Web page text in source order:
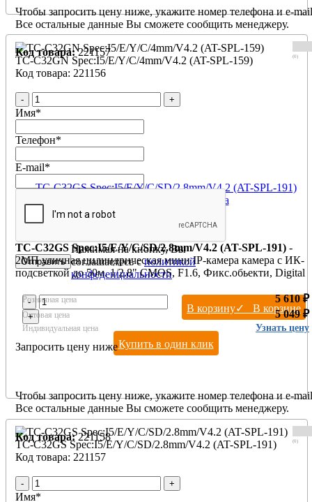
Чтобы запросить цену ниже, укажите номер телефона и e-
Все остальные данные Вы сможете сообщить менеджеру.
TC-C32GN Spec:I5/E/Y/C/4mm/V4.2 (AT-SPL-159)
Код товара: 221156
- +
Имя*
Телефон*
E-mail*
Нажимая на кнопку, Вы
соглашаетесь сполитикой
конфеденциальности
-
+
В корзину✓ В корзине
Купить в один клик
Код товара: 221157 (0)
TC-C32GS Spec:I5/E/Y/C/SD/2.8mm/V4.2 (AT-SPL-191)
цилиндрическая IP камера
Производитель: Tiandy
TC-C32GS Spec:I5/E/Y/C/SD/2.8mm/V4.2 (AT-SPL-191) -
2МП уличная цилиндрическая мини IP-камера камера с ИК-
подсветкой до 50м. 1/2.8" CMOS, F1.6, Фикс.обьекти, Digital
Защита IP67, PoE, Металлический + макролоновый корпус
Розничная цена 5 610 ₽
Оптовая цена 5 049 ₽
Индивидуальная цена Узнать цену
Запросить цену ниже
Чтобы запросить цену ниже, укажите номер телефона и e-
Все остальные данные Вы сможете сообщить менеджеру.
TC-C32GS Spec:I5/E/Y/C/SD/2.8mm/V4.2 (AT-SPL-191)
Код товара: 221157
- +
Имя*
Код товара: 221158 (0)